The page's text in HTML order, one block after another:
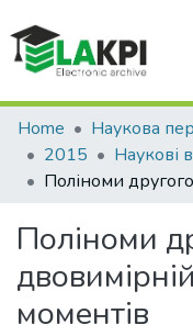
Communities &
All of DSpace
Home Наукова
2015
Поліноми
моментів